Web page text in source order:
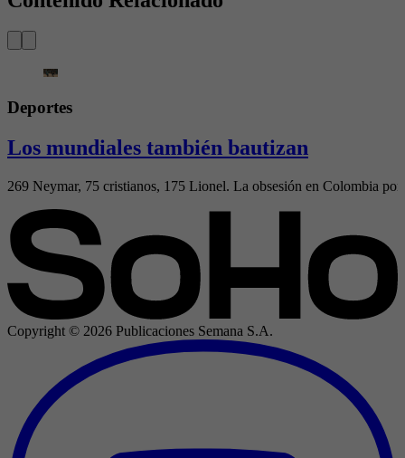
Deportes
Los mundiales también bautizan
269 Neymar, 75 cristianos, 175 Lionel. La obsesión en Colombia
Copyright © 2026 Publicaciones Semana S.A.